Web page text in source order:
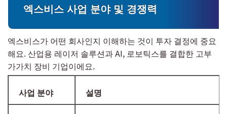
엑스비스 사업 분야 및 경쟁력
엑스비스가 어떤 회사인지 이해하는 것이 투자 결정에 중요
해요. 산업용 레이저 솔루션과 AI, 로보틱스를 결합한 고부
가가치 장비 기업이에요.
사업 분야 설명